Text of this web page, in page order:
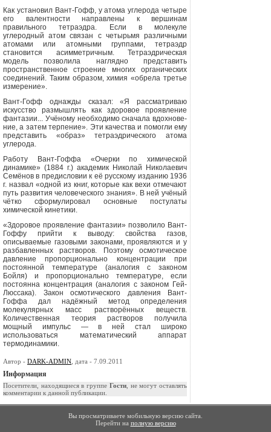
Как установил Вант-Гофф, у атома углерода четыре
его валентности на­правлены к вершинам
правильного тетраэдра. Если в молекуле
углеродный атом связан с четырьмя различными
атомами или атомными группами, тет­раэдр
становится асимметричным. Тетраэдрическая
модель позволила на­глядно представить
пространственное строение многих органических
соеди­нений. Таким образом, химия «обрела третье
измерение».
Вант-Гофф однажды сказал: «Я рас­сматриваю
искусство размышлять как здоровое проявление
фантазии... Учё­ному необходимо сначала вдохнове­
ние, а затем терпение». Эти качестваи помогли ему
представить «образ» тетраэдрического атома
углерода.
Работу Вант-Гоффа «Очерки по химической
динамике» (1884 г.) акаде­мик Николай Николаевич
Семёнов в предисловии к её русскому изданию 1936
г. назвал «одной из книг, которые как вехи отмечают
путь развития чело­веческого знания». В ней учёный
чёт­ко сформулировал основные постула­ты
химической кинетики.
«Здоровое проявление фантазии» позволило Вант-
Гоффу прийти к вы­воду: свойства газов,
описываемые газовыми законами, проявляются и у
разбавленных растворов. Поэтому ос­мотическое
давление пропорциональ­но концентрации при
постоянной тем­пературе (аналогия с законом
Бойля) и пропорционально температуре, если
постоянна концентрация (аналогия с законом Гей-
Люссака). Закон осмоти­ческого давления Вант-
Гоффа дал на­дёжный метод определения
молекуляр­ных масс растворённых веществ.
Количественная теория растворов по­лучила
мощный импульс — в ней стал широко
использоваться математиче­ский аппарат
термодинамики.
Автор - DARK-ADMIN , дата - 7.09.2011
Информация
Посетители, находящиеся в группе Гости, не могут оставлять
комментарии к данной публикации.
Вы просматриваете мобильную версию сайта.
Перейти на полную версию